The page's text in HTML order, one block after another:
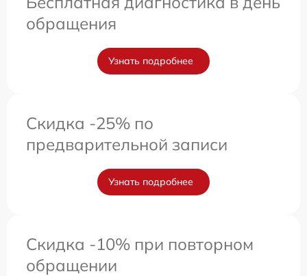
обращения
Узнать подробнее
Скидка -25% по
предварительной записи
Узнать подробнее
Скидка -10% при повторном
обращении